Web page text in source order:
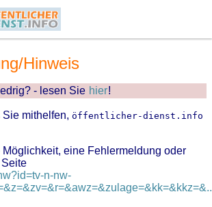
Hinweis
- lesen Sie hier!
mithelfen, öffentlicher-dienst.info
eine Fehlermeldung oder
n-nw-